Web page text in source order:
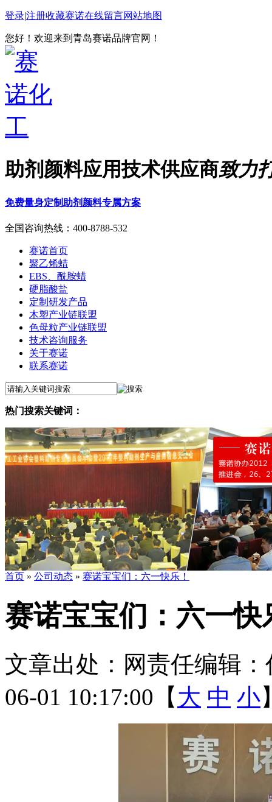
登录|注册收藏赛诺在线留言网站地图
您好！欢迎来到青岛赛诺品牌官网！
助剂颜料应用技术供应商致力
免费量身定制助剂颜料专属方案
全国咨询热线： 400-8788-532
赛诺首页
聚乙烯蜡
EBS、酰胺蜡
硬脂酸盐
定制研发产品
木塑产业链联盟
色母粒产业链联盟
技术咨询服务
关于赛诺
联系赛诺
热门搜索关键词：
首页 » 公司动态 » 赛诺宝宝们：六一快乐！
赛诺宝宝们：六一快
文章出处： 网责任编辑：
06-01 10:17:00【 大 中 小